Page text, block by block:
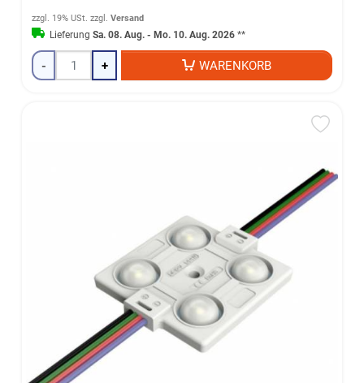
zzgl. 19% USt. zzgl.Versand
LieferungSa. 08. Aug. - Mo. 10. Aug. 2026 **
- + WARENKORB